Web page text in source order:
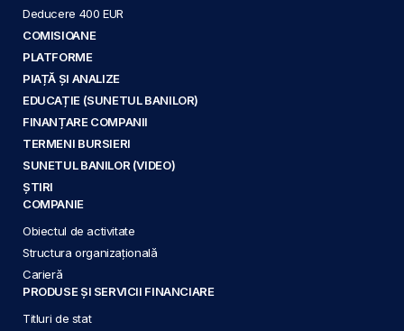
Deducere 400 EUR
COMISIOANE
PLATFORME
PIAȚĂ ȘI ANALIZE
EDUCAȚIE (SUNETUL BANILOR)
FINANȚARE COMPANII
TERMENI BURSIERI
SUNETUL BANILOR (VIDEO)
ȘTIRI
COMPANIE
Obiectul de activitate
Structura organizațională
Carieră
PRODUSE ȘI SERVICII FINANCIARE
Titluri de stat